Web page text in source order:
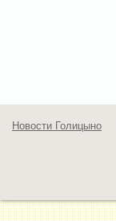
Новости Голицыно